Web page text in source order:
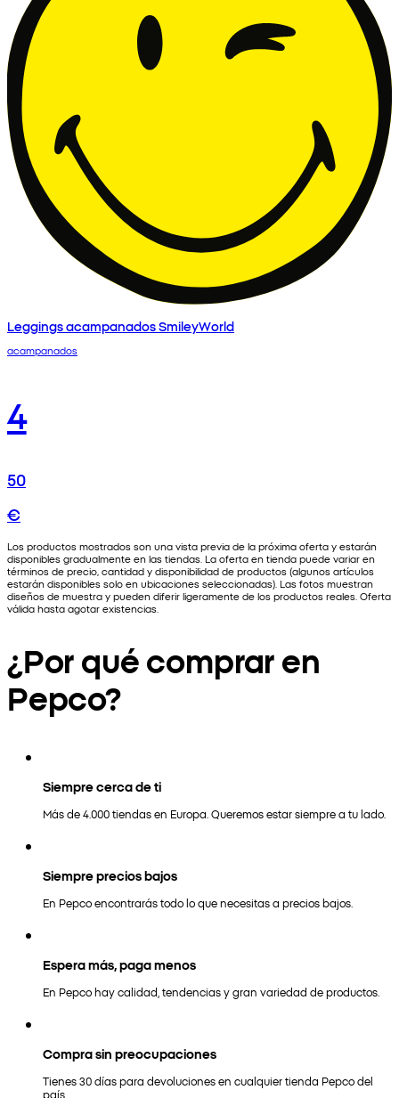
Leggings acampanados SmileyWorld
acampanados
4
50
€
Los productos mostrados son una vista previa de la próxima oferta y estarán
disponibles gradualmente en las tiendas. La oferta en tienda puede variar en
términos de precio, cantidad y disponibilidad de productos (algunos artículos
estarán disponibles solo en ubicaciones seleccionadas). Las fotos muestran
diseños de muestra y pueden diferir ligeramente de los productos reales. Oferta
válida hasta agotar existencias.
¿Por qué comprar en
Pepco?
Siempre cerca de ti
Más de 4.000 tiendas en Europa. Queremos estar siempre a tu lado.
Siempre precios bajos
En Pepco encontrarás todo lo que necesitas a precios bajos.
Espera más, paga menos
En Pepco hay calidad, tendencias y gran variedad de productos.
Compra sin preocupaciones
Tienes 30 días para devoluciones en cualquier tienda Pepco del
país.